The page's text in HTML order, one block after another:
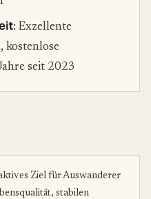
: Exzellente
kostenlose
seit 2023
Ziel für Auswanderer
stabilen